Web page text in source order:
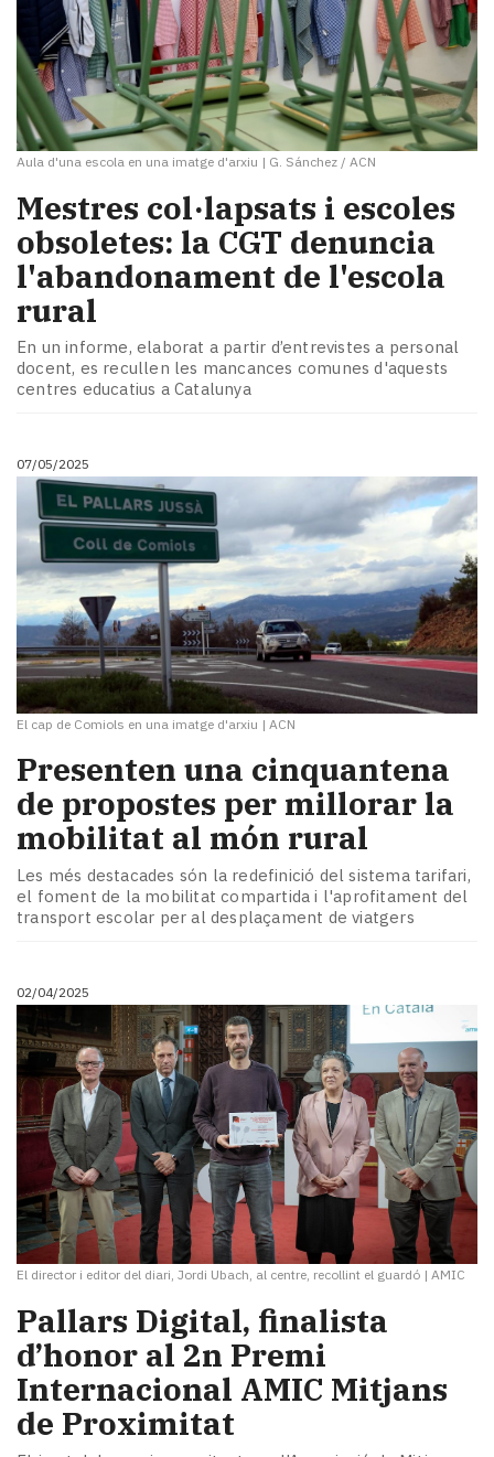
Aula d'una escola en una imatge d'arxiu | G. Sánchez / ACN
Mestres col·lapsats i escoles
obsoletes: la CGT denuncia
l'abandonament de l'escola
rural
En un informe, elaborat a partir d’entrevistes a personal
docent, es recullen les mancances comunes d'aquests
centres educatius a Catalunya
07/05/2025
El cap de Comiols en una imatge d'arxiu | ACN
Presenten una cinquantena
de propostes per millorar la
mobilitat al món rural
Les més destacades són la redefinició del sistema tarifari,
el foment de la mobilitat compartida i l'aprofitament del
transport escolar per al desplaçament de viatgers
02/04/2025
El director i editor del diari, Jordi Ubach, al centre, recollint el guardó | AMIC
Pallars Digital, finalista
d’honor al 2n Premi
Internacional AMIC Mitjans
de Proximitat